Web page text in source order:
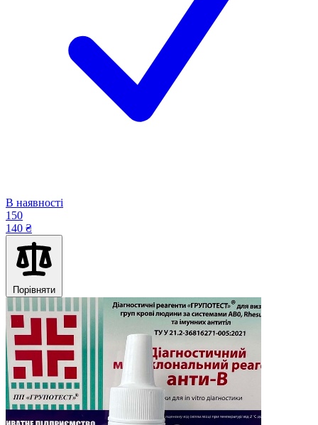
В наявності
150
140 ₴
Порівняти